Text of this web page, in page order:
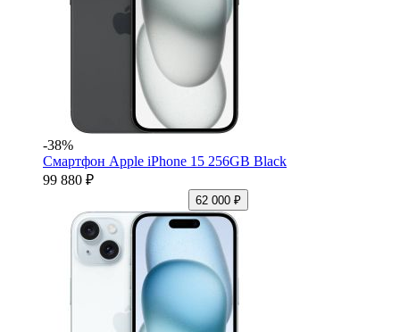
-38%
Смартфон Apple iPhone 15 256GB Black
99 880 ₽
62 000 ₽